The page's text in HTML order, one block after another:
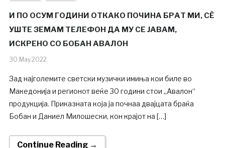
И ПО ОСУМ ГОДИНИ ОТКАКО ПОЧИНА БРАТ МИ, СÈ
УШТЕ ЗЕМАМ ТЕЛЕФОН ДА МУ СЕ ЈАВАМ,
ИСКРЕНО СО БОБАН АВАЛОН
30.May.2022
Зад најголемите светски музички имиња кои биле во
Македонија и регионот веќе 30 години стои „Авалон“
продукција. Приказната која ја почнаа двајцата браќа
Бобан и Даниел Милошески, кон крајот на […]
Continue Reading →